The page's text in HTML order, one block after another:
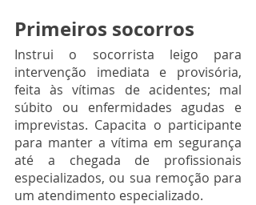
Primeiros socorros
Instrui o socorrista leigo para
intervenção imediata e provisória,
feita às vítimas de acidentes; mal
súbito ou enfermidades agudas e
imprevistas. Capacita o participante
para manter a vítima em segurança
até a chegada de profissionais
especializados, ou sua remoção para
um atendimento especializado.